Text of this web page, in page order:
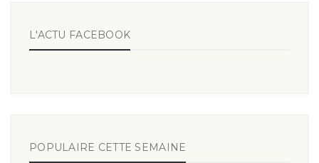
L'ACTU FACEBOOK
POPULAIRE CETTE SEMAINE